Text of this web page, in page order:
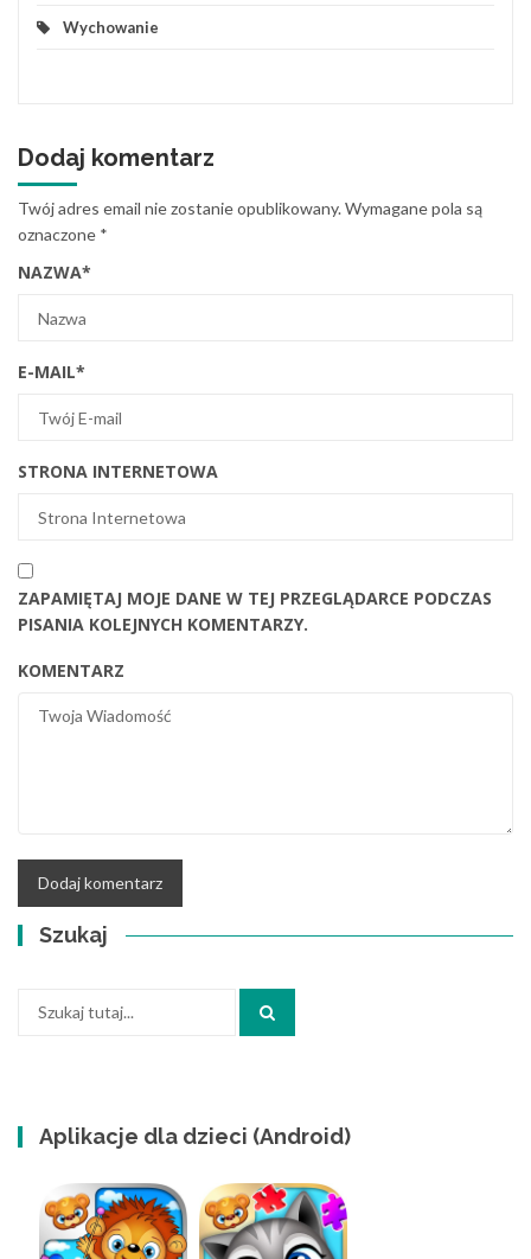
Wychowanie
Dodaj komentarz
Twój adres email nie zostanie opublikowany.Wymagane pola są
oznaczone *
NAZWA*
E-MAIL*
STRONA INTERNETOWA
ZAPAMIĘTAJ MOJE DANE W TEJ PRZEGLĄDARCE PODCZAS
PISANIA KOLEJNYCH KOMENTARZY.
KOMENTARZ
Szukaj
Aplikacje dla dzieci (Android)